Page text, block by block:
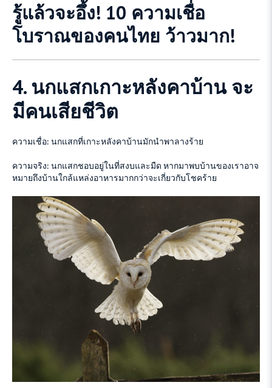
รู้แล้วจะอึ้ง! 10 ความเชื่อ
โบราณของคนไทย ว้าวมาก!
4. นกแสกเกาะหลังคาบ้าน จะ
มีคนเสียชีวิต
ความเชื่อ: นกแสกที่เกาะหลังคาบ้านมักนำพาลางร้าย
ความจริง: นกแสกชอบอยู่ในที่สงบและมืด หากมาพบบ้านของเราอาจ
หมายถึงบ้านใกล้แหล่งอาหารมากกว่าจะเกี่ยวกับโชคร้าย